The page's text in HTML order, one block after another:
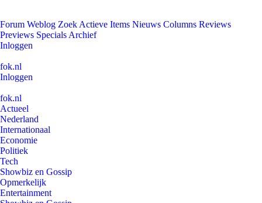
Forum Weblog Zoek Actieve Items Nieuws Columns Reviews
Previews Specials Archief
Inloggen
fok.nl
Inloggen
fok.nl
Actueel
Nederland
Internationaal
Economie
Politiek
Tech
Showbiz en Gossip
Opmerkelijk
Entertainment